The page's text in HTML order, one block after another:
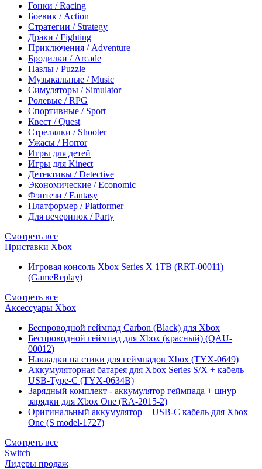
Гонки / Racing
Боевик / Action
Стратегии / Strategy
Драки / Fighting
Приключения / Adventure
Бродилки / Arcade
Пазлы / Puzzle
Музыкальные / Music
Симуляторы / Simulator
Ролевые / RPG
Спортивные / Sport
Квест / Quest
Стрелялки / Shooter
Ужасы / Horror
Игры для детей
Игры для Kinect
Детективы / Detective
Экономические / Economic
Фэнтези / Fantasy
Платформер / Platformer
Для вечеринок / Party
Смотреть все
Приставки Xbox
Игровая консоль Xbox Series X 1TB (RRT-00011)
(GameReplay)
Смотреть все
Аксессуары Xbox
Беспроводной геймпад Carbon (Black) для Xbox
Беспроводной геймпад для Xbox (красный) (QAU-
00012)
Накладки на стики для геймпадов Xbox (TYX-0649)
Аккумуляторная батарея для Xbox Series S/X + кабель
USB-Type-C (TYX-0634B)
Зарядный комплект - аккумулятор геймпада + шнур
зарядки для Xbox One (RA-2015-2)
Оригинальный аккумулятор + USB-C кабель для Xbox
One (S model-1727)
Смотреть все
Switch
Лидеры продаж